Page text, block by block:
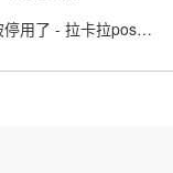
拉卡拉POS机尽然被停用了 - 拉卡拉pos机停机